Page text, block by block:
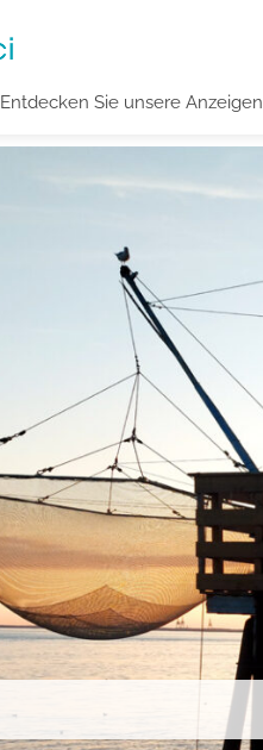
Entdecken Sie unsere Anzeigen